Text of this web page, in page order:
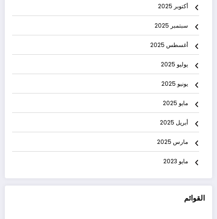
أكتوبر 2025
سبتمبر 2025
أغسطس 2025
يوليو 2025
يونيو 2025
مايو 2025
أبريل 2025
مارس 2025
مايو 2023
القوائم